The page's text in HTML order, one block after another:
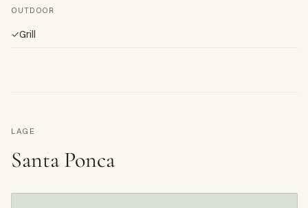
OUTDOOR
✓Grill
LAGE
Santa Ponca